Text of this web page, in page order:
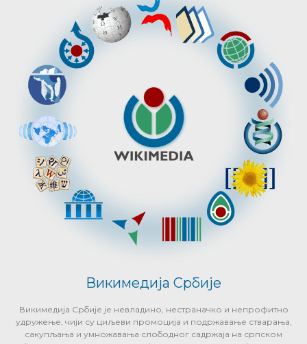
Викимедија Србије
Викимедија Србије је невладино, нестраначко и непрофитно
удружење, чији су циљеви промоција и подржавање стварања,
сакупљања и умножавања слободног садржаја на српском